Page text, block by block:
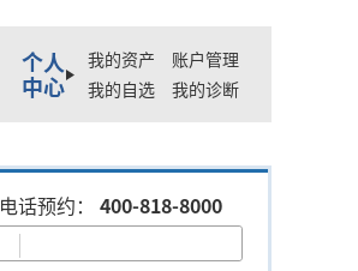
个人
中心
我的资产
账户管理
我的自选
我的诊断
电话预约： 400-818-8000